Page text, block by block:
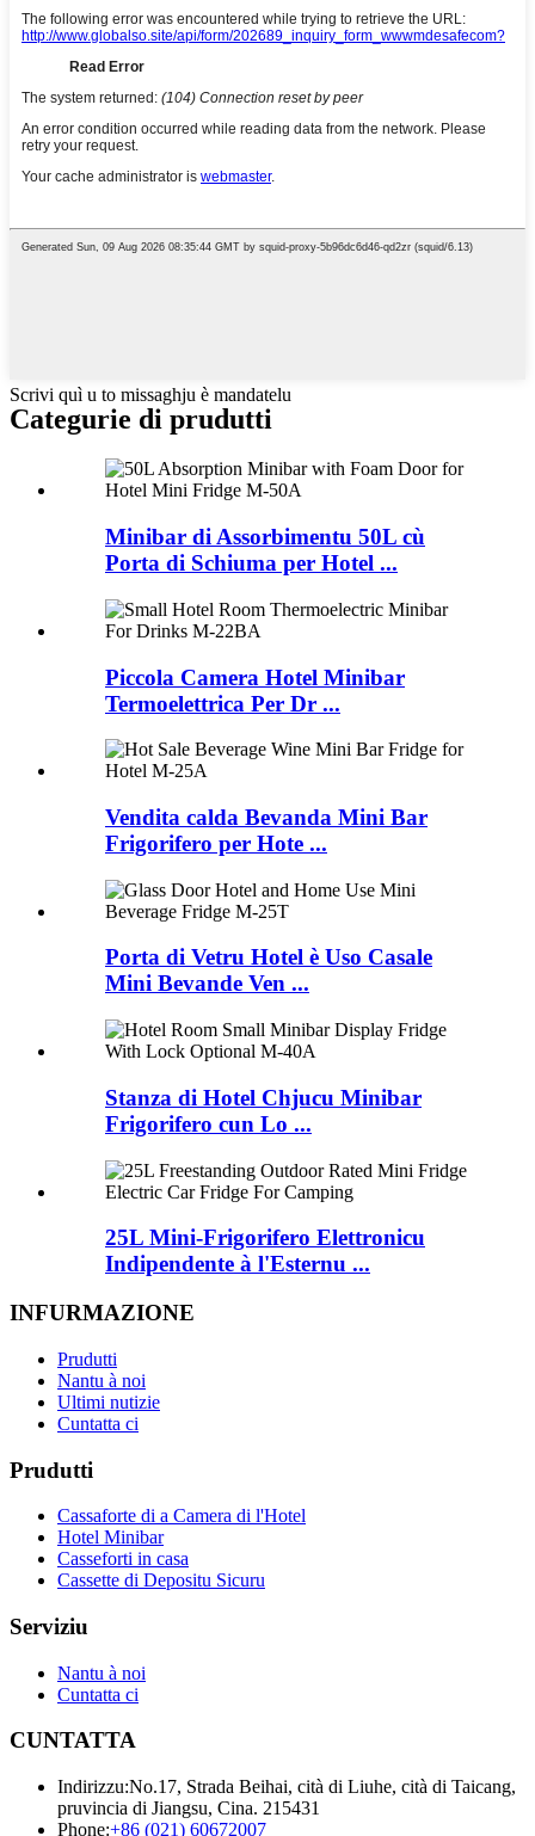
Scrivi quì u to missaghju è mandatelu
Categurie di prudutti
Minibar di Assorbimentu 50L cù
Porta di Schiuma per Hotel ...
Piccola Camera Hotel Minibar
Termoelettrica Per Dr ...
Vendita calda Bevanda Mini Bar
Frigorifero per Hote ...
Porta di Vetru Hotel è Uso Casale
Mini Bevande Ven ...
Stanza di Hotel Chjucu Minibar
Frigorifero cun Lo ...
25L Mini-Frigorifero Elettronicu
Indipendente à l'Esternu ...
INFURMAZIONE
Prudutti
Nantu à noi
Ultimi nutizie
Cuntatta ci
Prudutti
Cassaforte di a Camera di l'Hotel
Hotel Minibar
Casseforti in casa
Cassette di Depositu Sicuru
Serviziu
Nantu à noi
Cuntatta ci
CUNTATTA
Indirizzu:No.17, Strada Beihai, cità di Liuhe, cità di Taicang,
pruvincia di Jiangsu, Cina. 215431
Phone:+86 (021) 60672007